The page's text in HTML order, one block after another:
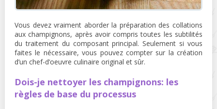
Vous devez vraiment aborder la préparation des collations
aux champignons, après avoir compris toutes les subtilités
du traitement du composant principal. Seulement si vous
faites le nécessaire, vous pouvez compter sur la création
d’un chef-d’oeuvre culinaire original et sûr.
Dois-je nettoyer les champignons: les
règles de base du processus